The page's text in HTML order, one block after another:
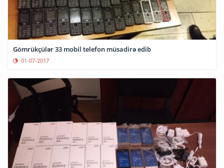
Gömrükçülər 33 mobil telefon müsadirə edib
01-07-2017